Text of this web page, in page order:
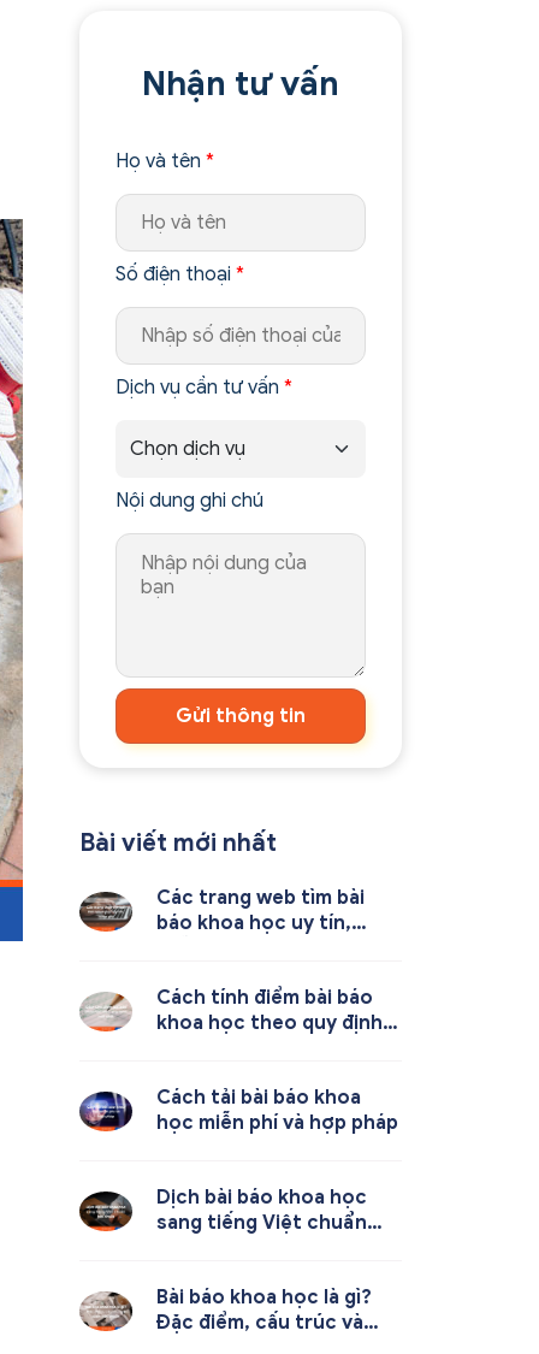
Nhận tư vấn
Họ và tên*
Số điện thoại*
Dịch vụ cần tư vấn*
Nội dung ghi chú
Gửi thông tin
Bài viết mới nhất
Các trang web tìm bài
báo khoa học uy tín,
Cách tính điểm bài báo
khoa học theo quy định
Cách tải bài báo khoa
học miễn phí và hợp pháp
Dịch bài báo khoa học
sang tiếng Việt chuẩn
Bài báo khoa học là gì?
Đặc điểm, cấu trúc và